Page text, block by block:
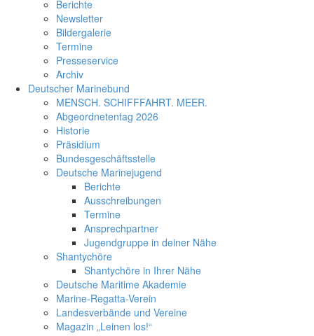
Berichte
Newsletter
Bildergalerie
Termine
Presseservice
Archiv
Deutscher Marinebund
MENSCH. SCHIFFFAHRT. MEER.
Abgeordnetentag 2026
Historie
Präsidium
Bundesgeschäftsstelle
Deutsche Marinejugend
Berichte
Ausschreibungen
Termine
Ansprechpartner
Jugendgruppe in deiner Nähe
Shantychöre
Shantychöre in Ihrer Nähe
Deutsche Maritime Akademie
Marine-Regatta-Verein
Landesverbände und Vereine
Magazin „Leinen los!“